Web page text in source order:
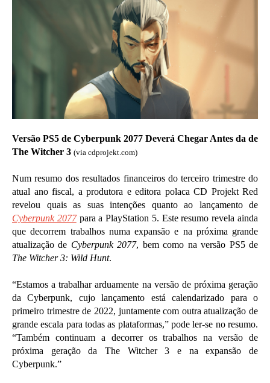
Versão PS5 de Cyberpunk 2077 Deverá Chegar Antes da de
The Witcher 3 (via cdprojekt.com)
Num resumo dos resultados financeiros do terceiro trimestre do
atual ano fiscal, a produtora e editora polaca CD Projekt Red
revelou quais as suas intenções quanto ao lançamento de
Cyberpunk 2077para a PlayStation 5. Este resumo revela ainda
que decorrem trabalhos numa expansão e na próxima grande
atualização de Cyberpunk 2077, bem como na versão PS5 de
The Witcher 3: Wild Hunt.
“Estamos a trabalhar arduamente na versão de próxima geração
da Cyberpunk, cujo lançamento está calendarizado para o
primeiro trimestre de 2022, juntamente com outra atualização de
grande escala para todas as plataformas,” pode ler-se no resumo.
“Também continuam a decorrer os trabalhos na versão de
próxima geração da The Witcher 3 e na expansão de
Cyberpunk.”